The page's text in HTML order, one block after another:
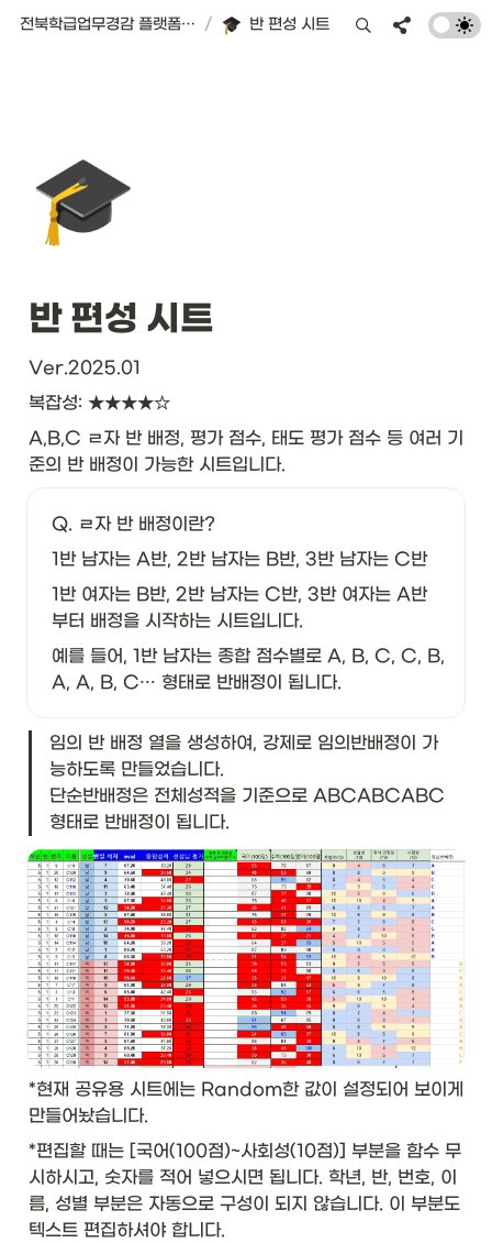
전북학급업무경감 플랫폼 | 서식편의점 / 반 편성 시트
🎓
반 편성 시트
Ver.2025.01
복잡성: ★★★★☆
A,B,C ㄹ자 반 배정, 평가 점수, 태도 평가 점수 등 여러 기
준의 반 배정이 가능한 시트입니다.
Q. ㄹ자 반 배정이란?
1반 남자는 A반, 2반 남자는 B반, 3반 남자는 C반
1반 여자는 B반, 2반 남자는 C반, 3반 여자는 A반
부터 배정을 시작하는 시트입니다.
예를 들어, 1반 남자는 종합 점수별로 A, B, C, C, B,
A, A, B, C… 형태로 반배정이 됩니다.
임의 반 배정 열을 생성하여, 강제로 임의반배정이 가
능하도록 만들었습니다.
단순반배정은 전체성적을 기준으로 ABCABCABC
형태로 반배정이 됩니다.
*현재 공유용 시트에는 Random한 값이 설정되어 보이게
만들어놨습니다.
*편집할 때는 [국어(100점)~사회성(10점)] 부분을 함수 무
시하시고, 숫자를 적어 넣으시면 됩니다. 학년, 반, 번호, 이
름, 성별 부분은 자동으로 구성이 되지 않습니다. 이 부분도
텍스트 편집하셔야 합니다.